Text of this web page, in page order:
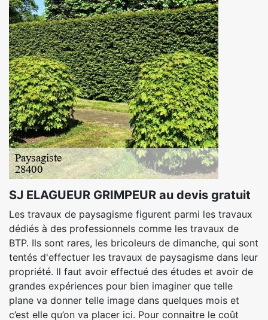
SJ ELAGUEUR GRIMPEUR au devis gratuit
Les travaux de paysagisme figurent parmi les travaux
dédiés à des professionnels comme les travaux de
BTP. Ils sont rares, les bricoleurs de dimanche, qui sont
tentés d'effectuer les travaux de paysagisme dans leur
propriété. Il faut avoir effectué des études et avoir de
grandes expériences pour bien imaginer que telle
plane va donner telle image dans quelques mois et
c’est elle qu’on va placer ici. Pour connaitre le coût